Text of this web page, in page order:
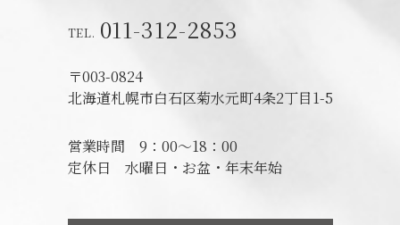
011-312-2853
〒003-0824
北海道札幌市白石区菊水元町4条2丁目1-5
営業時間 9：00～18：00
定休日 水曜日・お盆・年末年始